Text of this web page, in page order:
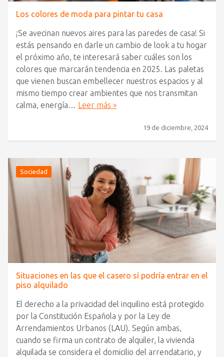
Los colores de moda para pintar tu casa
¡Se avecinan nuevos aires para las paredes de casa! Si
estás pensando en darle un cambio de look a tu hogar
el próximo año, te interesará saber cuáles son los
colores que marcarán tendencia en 2025. Las paletas
que vienen buscan embellecer nuestros espacios y al
mismo tiempo crear ambientes que nos transmitan
calma, energía… Leer más »
19 de diciembre, 2024
Sociedad
Situaciones en las que el casero sí podría entrar en el
piso alquilado
El derecho a la privacidad del inquilino está protegido
por la Constitución Española y por la Ley de
Arrendamientos Urbanos (LAU). Según ambas,
cuando se firma un contrato de alquiler, la vivienda
alquilada se considera el domicilio del arrendatario, y